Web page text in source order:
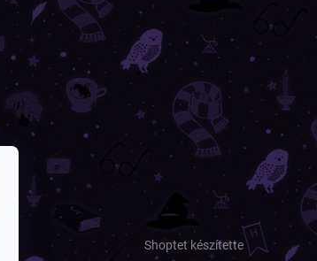
Shoptet készítette